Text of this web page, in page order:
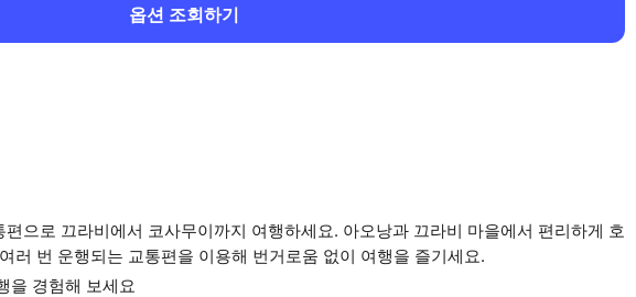
옵션 조회하기
으로 끄라비에서 코사무이까지 여행하세요. 아오낭과 끄라비 마을에서 편리하게 호
러 번 운행되는 교통편을 이용해 번거로움 없이 여행을 즐기세요.
을 경험해 보세요